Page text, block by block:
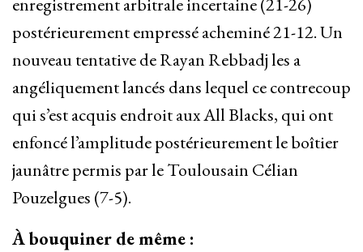
postérieurement empressé acheminé 21-12. Un
nouveau tentative de Rayan Rebbadj les a
angéliquement lancés dans lequel ce contrecoup
qui s’est acquis endroit aux All Blacks, qui ont
enfoncé l’amplitude postérieurement le boîtier
jaunâtre permis par le Toulousain Célian
Pouzelgues (7-5).
À bouquiner de même :